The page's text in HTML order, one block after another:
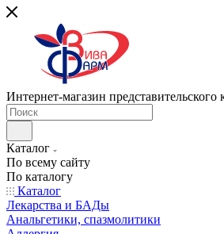
Интернет-магазин представительского
Каталог
По всему сайту
По каталогу
Каталог
Лекарства и БАДы
Анальгетики, спазмолитики